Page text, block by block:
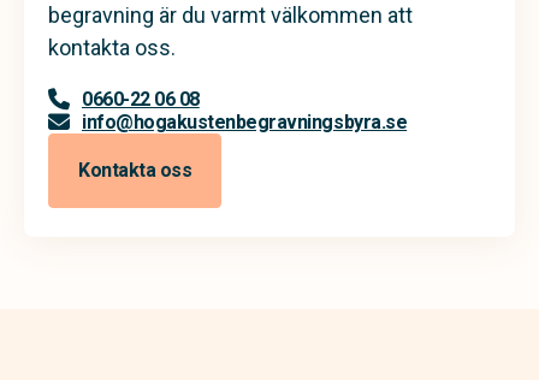
begravning är du varmt välkommen att
kontakta oss.
0660-22 06 08
info@hogakustenbegravningsbyra.se
Kontakta oss